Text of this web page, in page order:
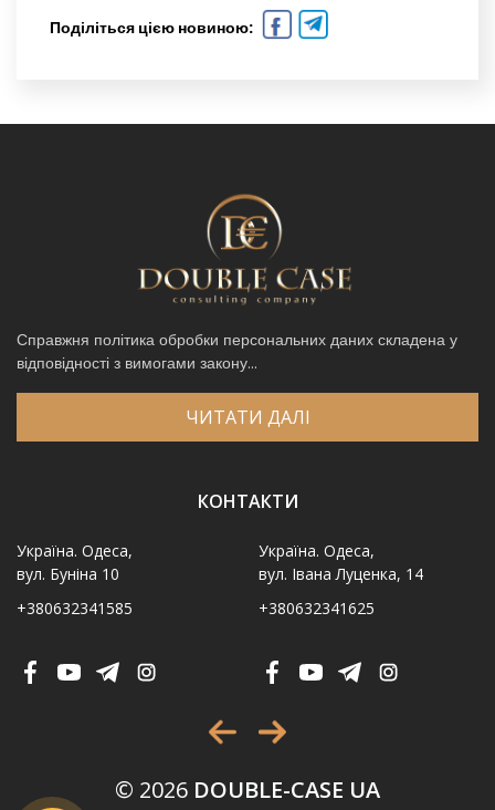
Поділіться цією новиною:
Справжня політика обробки персональних даних складена у
відповідності з вимогами закону...
ЧИТАТИ ДАЛІ
КОНТАКТИ
Україна. Одеса,
вул. Буніна 10
+380632341585
Україна. Одеса,
вул. Івана Луценка, 14
+380632341625
© 2026 DOUBLE-CASE UA